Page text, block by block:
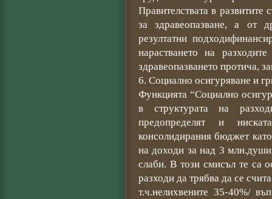
Правителствата в развитите
за здравеопазване, а от
резултатни
нарастването на
здравеопазването протича,
6. Социално осигуряване и
Функцията “Социално
в структурата на
предопределят и
консолидирания бюджет
на доходи за над 3
слаби. В този смисъл те са
разходи да трябва да се
т.ч.нелихвените 35-40%/